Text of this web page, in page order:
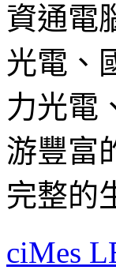
資通電
光電、
力光電
游豐富
完整的
ciMes